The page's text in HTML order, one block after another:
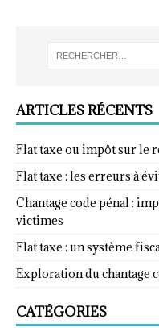
ARTICLES RÉCENTS
Flat taxe ou impôt sur le
Flat taxe : les erreurs à
Chantage code pénal :
victimes
Flat taxe : un système
Exploration du chantage
CATÉGORIES